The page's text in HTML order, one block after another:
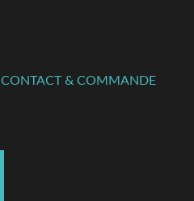
CONTACT & COMMANDE